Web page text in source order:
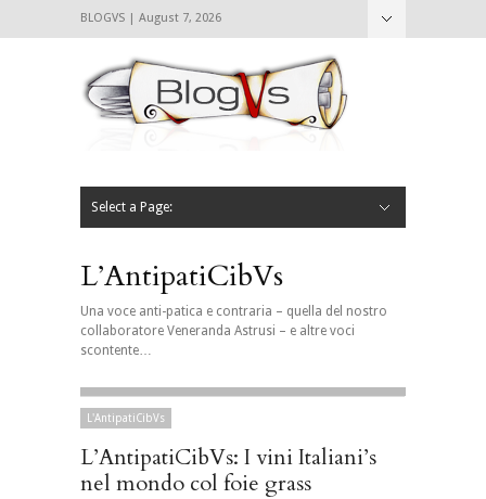
BLOGVS | August 7, 2026
Select a Page:
L’AntipatiCibVs
Una voce anti-patica e contraria – quella del nostro
collaboratore Veneranda Astrusi – e altre voci
scontente…
L'AntipatiCibVs
L’AntipatiCibVs: I vini Italiani’s
nel mondo col foie grass